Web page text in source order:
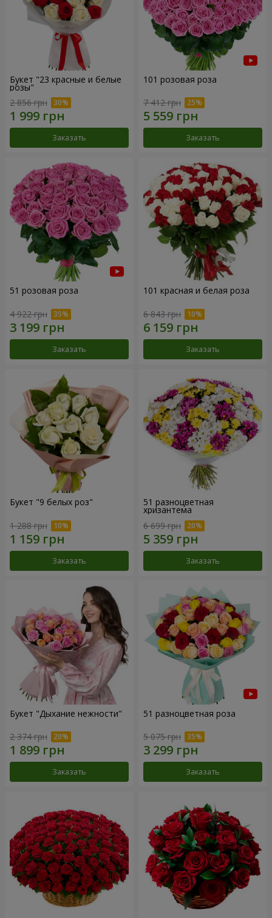
Букет "23 красные и белые
розы"
2 856 грн
Заказать
101 розовая роза
7 412 грн
Заказать
51 розовая роза
4 922 грн
Заказать
101 красная и белая роза
6 843 грн
Заказать
Букет "9 белых роз"
1 288 грн
Заказать
51 разноцветная
хризантема
6 699 грн
Заказать
Букет "Дыхание нежности"
2 374 грн
Заказать
51 разноцветная роза
5 075 грн
Заказать